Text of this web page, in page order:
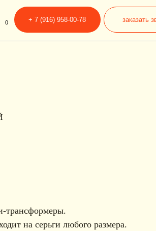
заказать звонок
958-00-78
трансформеры.
на серьги любого размера.